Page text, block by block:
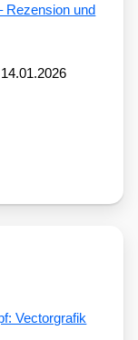
Rezension und
14.01.2026